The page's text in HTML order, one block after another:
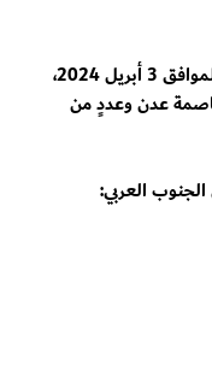
لاتوقّع خبراء الأرصاد الجوية، اليوم الأربعاء، الموافق 3 أبريل 2024،
عدن وعددٍ من
العربي: